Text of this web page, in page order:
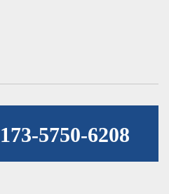
5750-6208